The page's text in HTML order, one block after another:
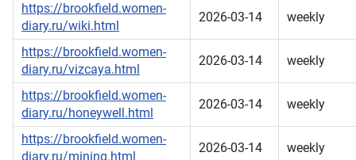
https://brookfield.women-
diary.ru/wiki.html
2026-03-14 weekly
https://brookfield.women-
diary.ru/vizcaya.html
2026-03-14 weekly
https://brookfield.women-
diary.ru/honeywell.html
2026-03-14 weekly
https://brookfield.women-
diary.ru/mining.html
2026-03-14 weekly